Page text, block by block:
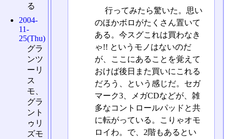
行ってみたら驚いた。思い
のほかボロがたくさん置いて
ある。今スグこれは買わなき
ゃ!! というモノはないのだ
が、ここにあることを覚えて
おけば後日また買いにこれる
だろう、という感じだ。セガ
マーク3、メガCDなどが、雑
多なコントロールパッドと共
に転がっている。こりゃオモ
ロイわ。で、2階もあるとい
る
2004-
11-
25(Thu)
グラ
ンツ
ーリ
ス
モ、
グラ
ント
ゥリ
ズモ